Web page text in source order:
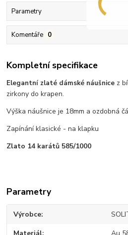
Parametry
Komentáře 0
Kompletní specifikace
Elegantní zlaté dámské náušnice z
zirkony do krapen.
Výška náušnice je 18mm a ozdobná
Zapínání klasické - na klapku
Zlato 14 karátů 585/1000
Parametry
Výrobce